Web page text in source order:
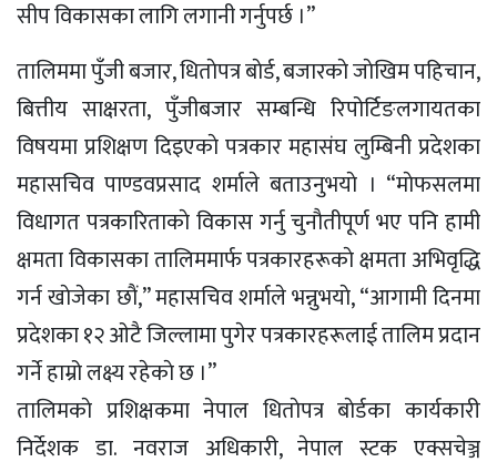
सीप विकासका लागि लगानी गर्नुपर्छ ।”
तालिममा पुँजी बजार, धिताेपत्र बाेर्ड, बजारकाे जाेखिम पहिचान,
बित्तीय साक्षरता, पुँजीबजार सम्बन्धि रिपोर्टिङलगायतका
विषयमा प्रशिक्षण दिइएकाे पत्रकार महासंघ लुम्बिनी प्रदेशका
महासचिव पाण्डवप्रसाद शर्माले बताउनुभयाे । “माेफसलमा
विधागत पत्रकारिताकाे विकास गर्नु चुनाैतीपूर्ण भए पनि हामी
क्षमता विकासका तालिममार्फ पत्रकारहरूकाे क्षमता अभिवृद्धि
गर्न खाेजेका छाैं,” महासचिव शर्माले भन्नुभयाे, “आगामी दिनमा
प्रदेशका १२ ओटै जिल्लामा पुगेर पत्रकारहरूलाई तालिम प्रदान
गर्ने हाम्रो लक्ष्य रहेकाे छ ।”
तालिमकाे प्रशिक्षकमा नेपाल धिताेपत्र बाेर्डका कार्यकारी
निर्देशक डा. नवराज अधिकारी, नेपाल स्टक एक्सचेञ्ज